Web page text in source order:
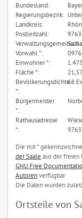
Bundesland:
Regierungsbezirk:
Landkreis:
Postleitzahl:
Saal
Vorwahl *:
Einwohner *:
1.475
Fläche *:
Bevölkerungsdichte
*:
68
Bürgermeister
*:
Rathausadresse
*:
Die mit *
der Saale aus der freien
GNU Free
Autorenverfügbar.
Die Daten wurden
Ortsteile von